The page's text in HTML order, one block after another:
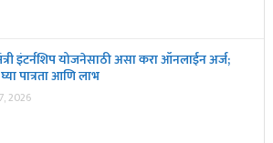
इंटर्नशिप योजनेसाठी असा करा ऑनलाईन अर्ज;
पात्रता आणि लाभ
2026